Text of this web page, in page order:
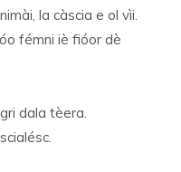
la càscia e ol vìi.
fémni iè fióor dè
dala tèera.